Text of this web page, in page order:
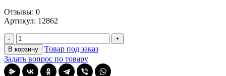
Отзывы: 0
Артикул: 12862
-
+
В корзину
Товар под заказ
Задать вопрос по товару